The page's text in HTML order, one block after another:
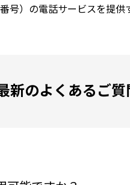
）の電話サービスを提供
新のよくあるご質